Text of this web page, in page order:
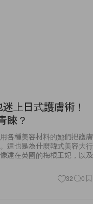
上日式護膚術！
睞？
各種美容材料的她們把護膚
這也是為什麼韓式美容大行
遠在英國的梅根王妃，以及
32 0